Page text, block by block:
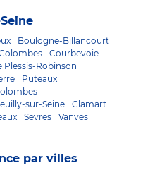
Boulogne-Billancourt
Courbevoie
Plessis-Robinson
Puteaux
sur-Seine
Clamart
Sevres Vanves
par villes